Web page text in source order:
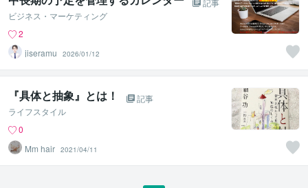
記事
ビジネス・マーケティング
2
jiseramu
2026/01/12
『具体と抽象』とは！
記事
ライフスタイル
0
Mm hair 2021/04/11